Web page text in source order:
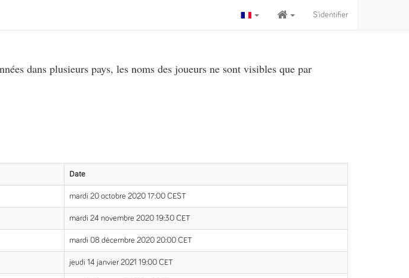
S'identifier
dans plusieurs pays, les noms des joueurs ne sont visibles que par
Date
mardi 20 octobre 2020 17:00 CEST
mardi 24 novembre 2020 19:30 CET
mardi 08 décembre 2020 20:00 CET
jeudi 14 janvier 2021 19:00 CET